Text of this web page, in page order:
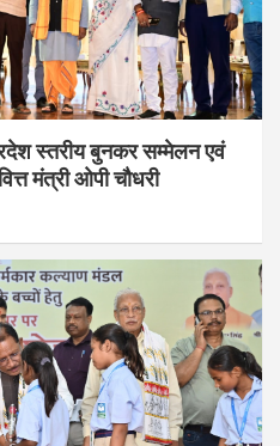
स्तरीय बुनकर सम्मेलन एवं
मंत्री ओपी चौधरी